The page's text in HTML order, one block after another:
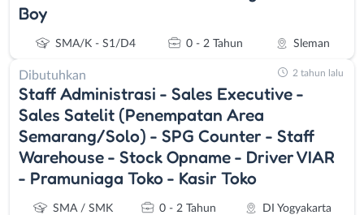
Boy
SMA/K - S1/D4 0 - 2 Tahun Sleman
Dibutuhkan
Staff Administrasi - Sales Executive -
Sales Satelit (Penempatan Area
Semarang/Solo) - SPG Counter - Staff
Warehouse - Stock Opname - Driver VIAR
- Pramuniaga Toko - Kasir Toko
SMA / SMK 0 - 2 Tahun DI Yogyakarta
2 tahun lalu